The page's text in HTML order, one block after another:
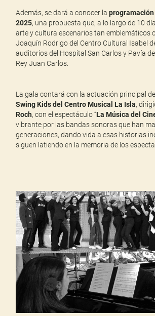
Además, se dará a conocer laprogramación
2025, una propuesta que, a lo largo de 10
arte y cultura escenarios tan emblemáticos
Joaquín Rodrigo del Centro Cultural Isabel
auditorios del Hospital San Carlos y Pavía
Rey Juan Carlos.
La gala contará con la actuación principal
Swing Kids del Centro Musical La Isla,
Roch, con el espectáculo “La Música del
vibrante por las bandas sonoras que han
generaciones, dando vida a esas historias
siguen latiendo en la memoria de los